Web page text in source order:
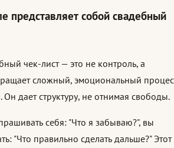
представляет собой свадебный
чек-лист — это не контроль, а
сложный, эмоциональный
дает структуру, не отнимая свободы.
себя: "Что я забываю?", вы
"Что правильно сделать дальше?" Этот